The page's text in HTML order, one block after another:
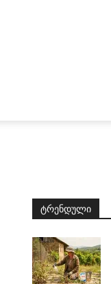
ტრენდული